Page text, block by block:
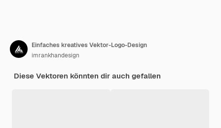
Einfaches kreatives Vektor-Logo-Design
imrankhandesign
Diese Vektoren könnten dir auch gefallen